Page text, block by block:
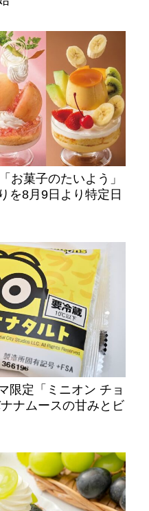
お菓子のたいよう」
を8月9日より特定日
限定「ミニオン チョ
ナムースの甘みとビ